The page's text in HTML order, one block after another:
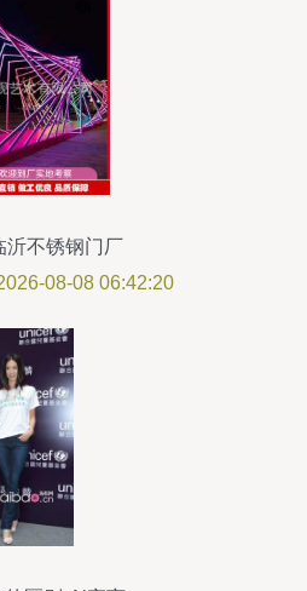
沂不锈钢门厂
08-08 06:42:20